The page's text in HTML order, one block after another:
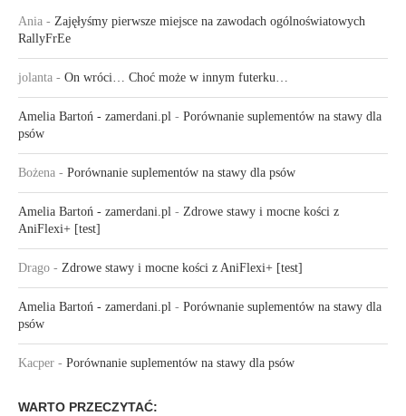
Ania - Zajęłyśmy pierwsze miejsce na zawodach ogólnoświatowych
RallyFrEe
jolanta - On wróci… Choć może w innym futerku…
Amelia Bartoń - zamerdani.pl - Porównanie suplementów na stawy dla
psów
Bożena - Porównanie suplementów na stawy dla psów
Amelia Bartoń - zamerdani.pl - Zdrowe stawy i mocne kości z
AniFlexi+ [test]
Drago - Zdrowe stawy i mocne kości z AniFlexi+ [test]
Amelia Bartoń - zamerdani.pl - Porównanie suplementów na stawy dla
psów
Kacper - Porównanie suplementów na stawy dla psów
WARTO PRZECZYTAĆ: